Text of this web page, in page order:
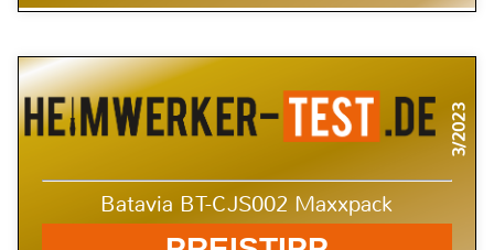
3/2023
Batavia BT-CJS002 Maxxpack